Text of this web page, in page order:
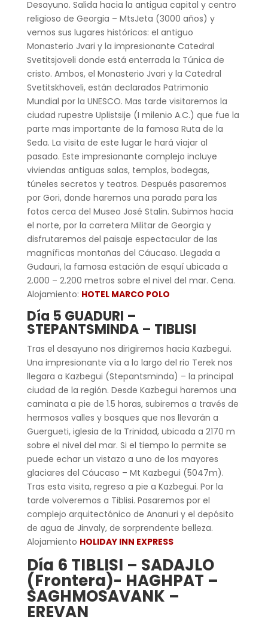
Desayuno. Salida hacia la antigua capital y centro
religioso de Georgia – MtsJeta (3000 años) y
vemos sus lugares históricos: el antiguo
Monasterio Jvari y la impresionante Catedral
Svetitsjoveli donde está enterrada la Túnica de
cristo. Ambos, el Monasterio Jvari y la Catedral
Svetitskhoveli, están declarados Patrimonio
Mundial por la UNESCO. Mas tarde visitaremos la
ciudad rupestre Uplistsije (I milenio A.C.) que fue la
parte mas importante de la famosa Ruta de la
Seda. La visita de este lugar le hará viajar al
pasado. Este impresionante complejo incluye
viviendas antiguas salas, templos, bodegas,
túneles secretos y teatros. Después pasaremos
por Gori, donde haremos una parada para las
fotos cerca del Museo José Stalin. Subimos hacia
el norte, por la carretera Militar de Georgia y
disfrutaremos del paisaje espectacular de las
magníficas montañas del Cáucaso. Llegada a
Gudauri, la famosa estación de esquí ubicada a
2.000 – 2.200 metros sobre el nivel del mar. Cena.
Alojamiento: HOTEL MARCO POLO
Día 5 GUADURI –
STEPANTSMINDA – TIBLISI
Tras el desayuno nos dirigiremos hacia Kazbegui.
Una impresionante vía a lo largo del rio Terek nos
llegara a Kazbegui (Stepantsminda) – la principal
ciudad de la región. Desde Kazbegui haremos una
caminata a pie de 1.5 horas, subiremos a través de
hermosos valles y bosques que nos llevarán a
Guergueti, iglesia de la Trinidad, ubicada a 2170 m
sobre el nivel del mar. Si el tiempo lo permite se
puede echar un vistazo a uno de los mayores
glaciares del Cáucaso – Mt Kazbegui (5047m).
Tras esta visita, regreso a pie a Kazbegui. Por la
tarde volveremos a Tiblisi. Pasaremos por el
complejo arquitectónico de Ananuri y el depósito
de agua de Jinvaly, de sorprendente belleza.
Alojamiento HOLIDAY INN EXPRESS
Día 6 TIBLISI – SADAJLO
(Frontera)- HAGHPAT –
SAGHMOSAVANK –
EREVAN